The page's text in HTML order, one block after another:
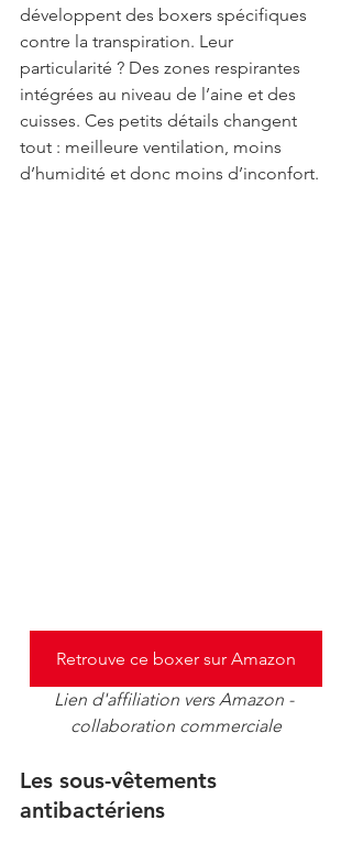
développent des boxers spécifiques
contre la transpiration. Leur
particularité ? Des zones respirantes
intégrées au niveau de l’aine et des
cuisses. Ces petits détails changent
tout : meilleure ventilation, moins
d’humidité et donc moins d’inconfort.
Retrouve ce boxer sur Amazon
Lien d'affiliation vers Amazon -
collaboration commerciale
Les sous-vêtements
antibactériens